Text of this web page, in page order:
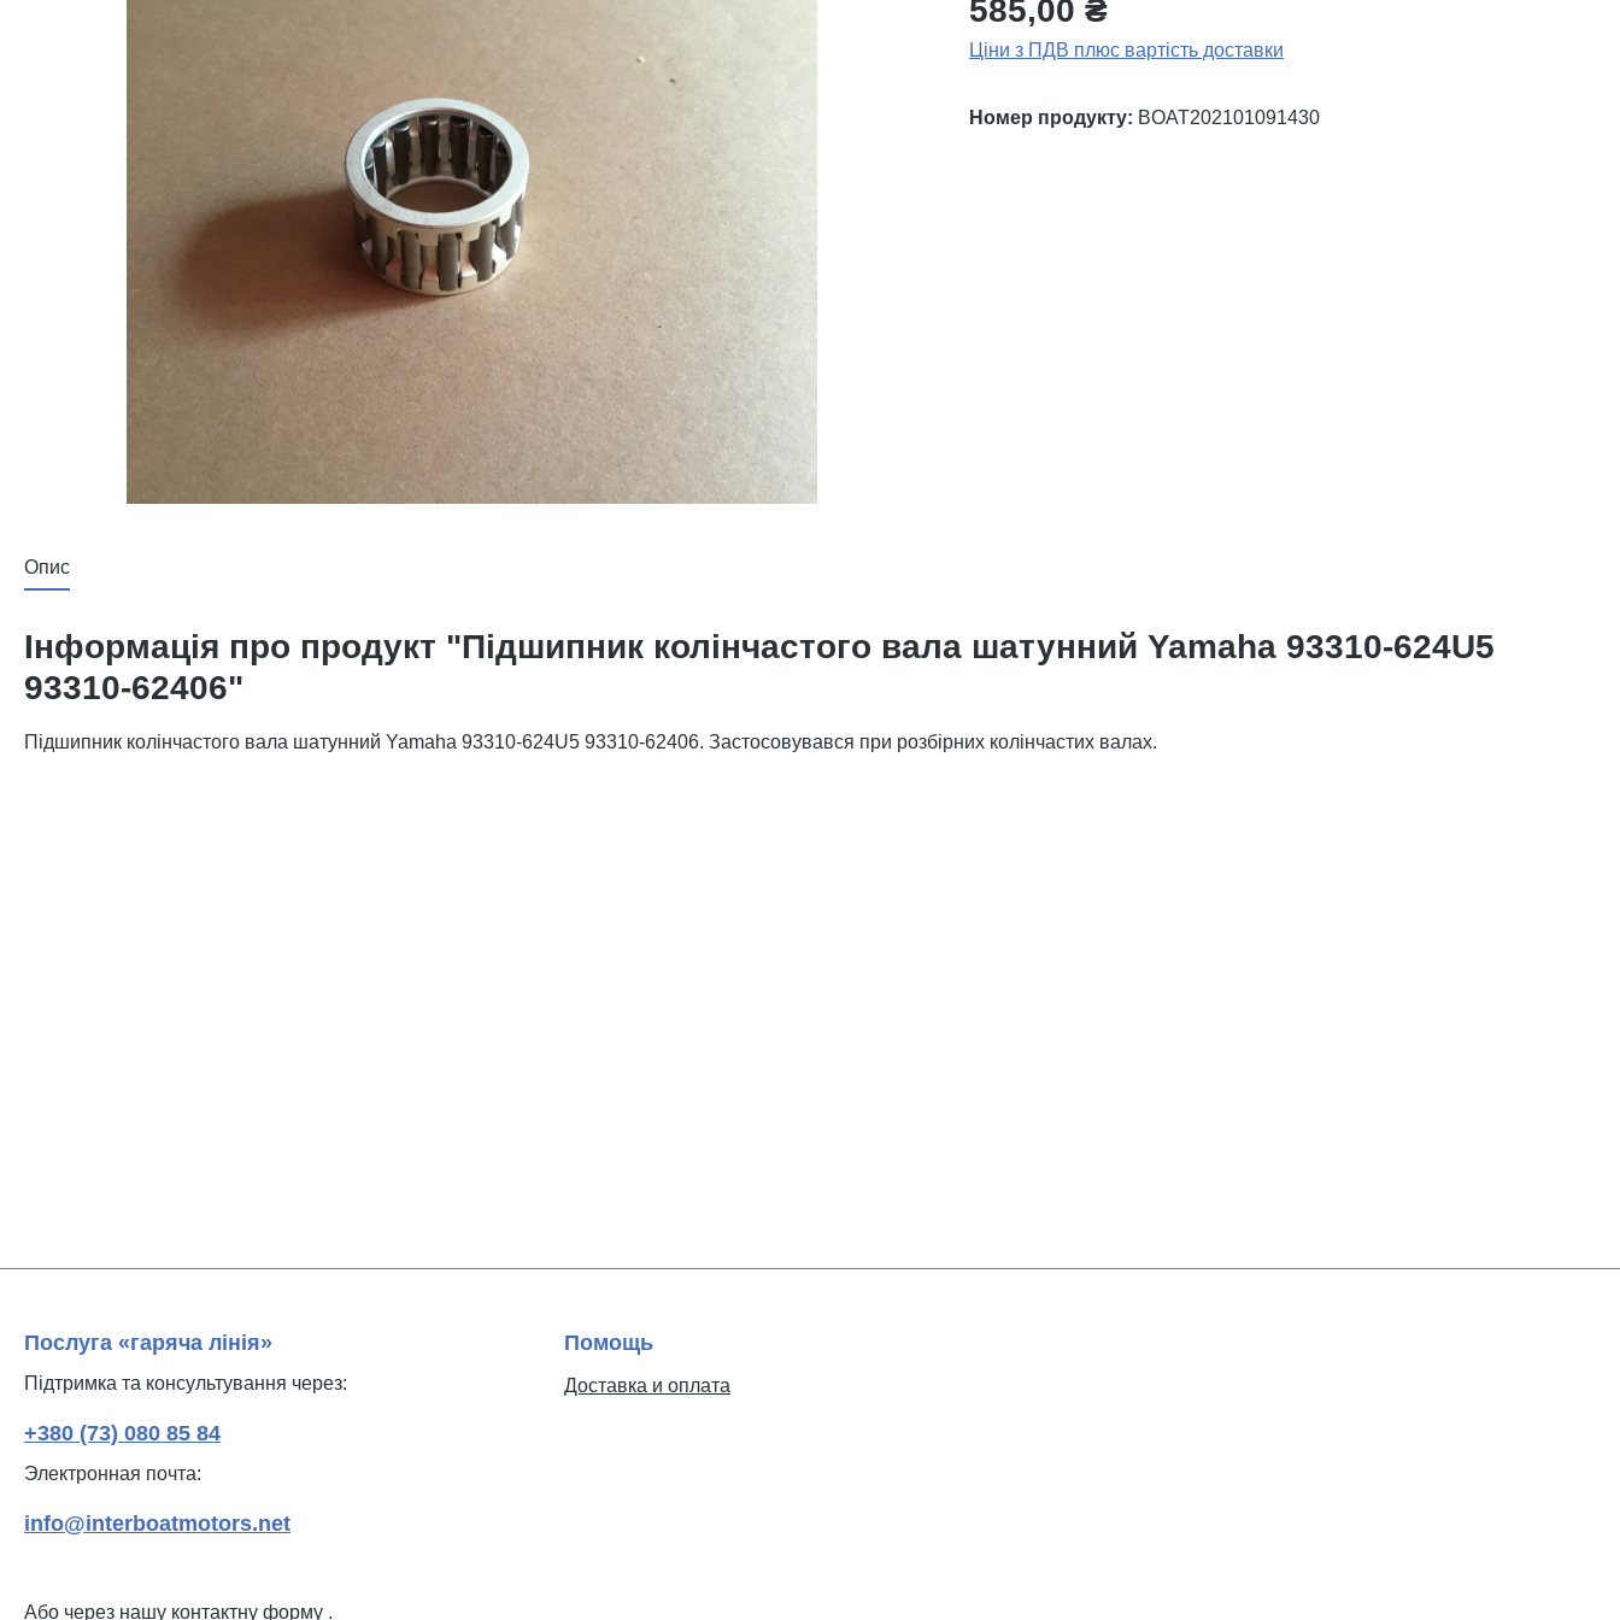
585,00 ₴
Ціни з ПДВ плюс вартість доставки
Номер продукту: BOAT202101091430
Опис
Інформація про продукт "Підшипник колінчастого вала шатунний Yamaha 93310-624U5
93310-62406"
Підшипник колінчастого вала шатунний Yamaha 93310-624U5 93310-62406. Застосовувався при розбірних колінчастих валах.
Послуга «гаряча лінія»
Підтримка та консультування через:
+380 (73) 080 85 84
Электронная почта:
info@interboatmotors.net
Або через нашу контактну форму .
Помощь
Доставка и оплата